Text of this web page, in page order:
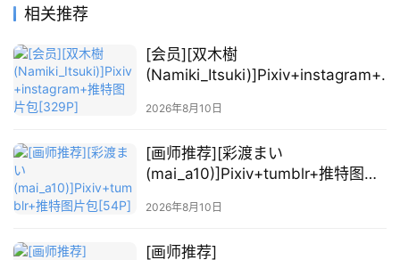
素
萌
绘
库
关
于
相关推荐
[会员][双木樹
(Namiki_Itsuki)]Pixiv+instagram+推
2026年8月10日
[画师推荐][彩渡まい
(mai_a10)]Pixiv+tumblr+推特图片
2026年8月10日
[画师推荐]